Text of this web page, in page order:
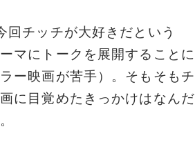
回チッチが大好きだという
マにトークを展開することに
ー映画が苦手）。そもそもチ
に目覚めたきっかけはなんだ